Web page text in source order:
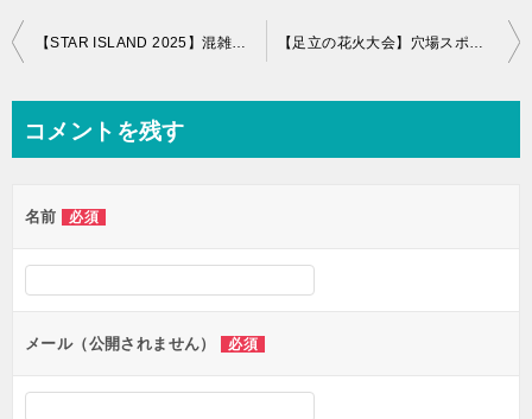
投
ビ
ー
シ
ョ
ン
コメントを残す
名前 必須
メール（公開されません） 必須